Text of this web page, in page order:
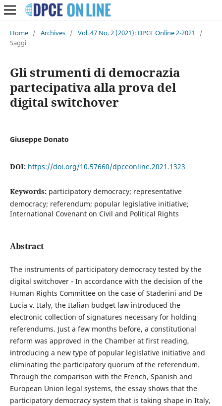
Home / Archives / Vol. 47 No. 2 (2021): DPCE Online 2-2021
/
Saggi
Gli strumenti di democrazia
partecipativa alla prova del
digital switchover
Giuseppe Donato
DOI: https://doi.org/10.57660/dpceonline.2021.1323
Keywords: participatory democracy; representative
democracy; referendum; popular legislative initiative;
International Covenant on Civil and Political Rights
Abstract
The instruments of participatory democracy tested by the
digital switchover - In accordance with the decision of the
Human Rights Committee on the case of Staderini and De
Lucia v. Italy, the Italian budget law introduced the
electronic collection of signatures necessary for holding
referendums. Just a few months before, a constitutional
reform was approved in the Chamber at first reading,
introducing a new type of popular legislative initiative and
eliminating the participatory quorum of the referendum.
Through the comparison with the French, Spanish and
European Union legal systems, the essay shows that the
participatory democracy system that is taking shape in Italy,